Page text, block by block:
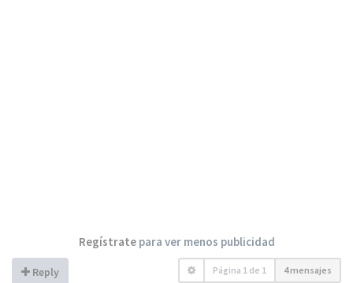
Regístratepara ver menos publicidad
Reply Página 1 de 1 4 mensajes